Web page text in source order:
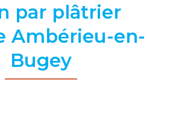
par plâtrier
Ambérieu-en-
Bugey